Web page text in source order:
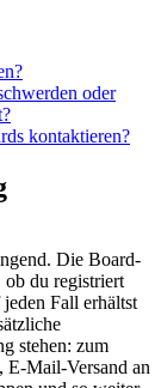
oder
kontaktieren?
Die Board-
ob du registriert
Fall erhältst
stehen: zum
E-Mail-Versand an